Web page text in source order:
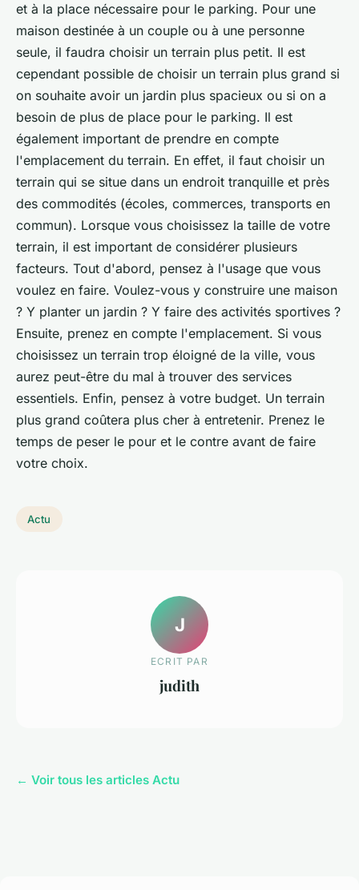
et à la place nécessaire pour le parking. Pour une
maison destinée à un couple ou à une personne
seule, il faudra choisir un terrain plus petit. Il est
cependant possible de choisir un terrain plus grand si
on souhaite avoir un jardin plus spacieux ou si on a
besoin de plus de place pour le parking. Il est
également important de prendre en compte
l'emplacement du terrain. En effet, il faut choisir un
terrain qui se situe dans un endroit tranquille et près
des commodités (écoles, commerces, transports en
commun). Lorsque vous choisissez la taille de votre
terrain, il est important de considérer plusieurs
facteurs. Tout d'abord, pensez à l'usage que vous
voulez en faire. Voulez-vous y construire une maison
? Y planter un jardin ? Y faire des activités sportives ?
Ensuite, prenez en compte l'emplacement. Si vous
choisissez un terrain trop éloigné de la ville, vous
aurez peut-être du mal à trouver des services
essentiels. Enfin, pensez à votre budget. Un terrain
plus grand coûtera plus cher à entretenir. Prenez le
temps de peser le pour et le contre avant de faire
votre choix.
Actu
J
ECRIT PAR
judith
← Voir tous les articles Actu